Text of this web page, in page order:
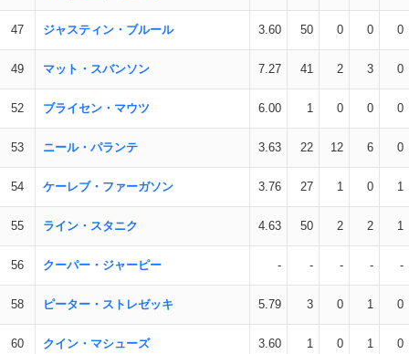
47 ジャスティン・ブルール 3.60 50 0 0 0
49 マット・スバンソン 7.27 41 2 3 0
52 ブライセン・マウツ 6.00 1 0 0 0
53 ニール・パランテ 3.63 22 12 6 0
54 ケーレブ・ファーガソン 3.76 27 1 0 1
55 ライン・スタニク 4.63 50 2 2 1
56 クーパー・ジャーピー - - - - -
58 ピーター・ストレゼッキ 5.79 3 0 1 0
60 クイン・マシューズ 3.60 1 0 1 0